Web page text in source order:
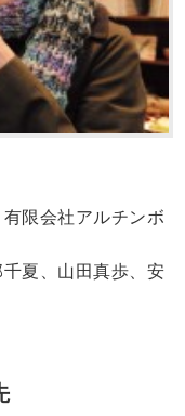
限会社アルチンボ
夏、山田真歩、安